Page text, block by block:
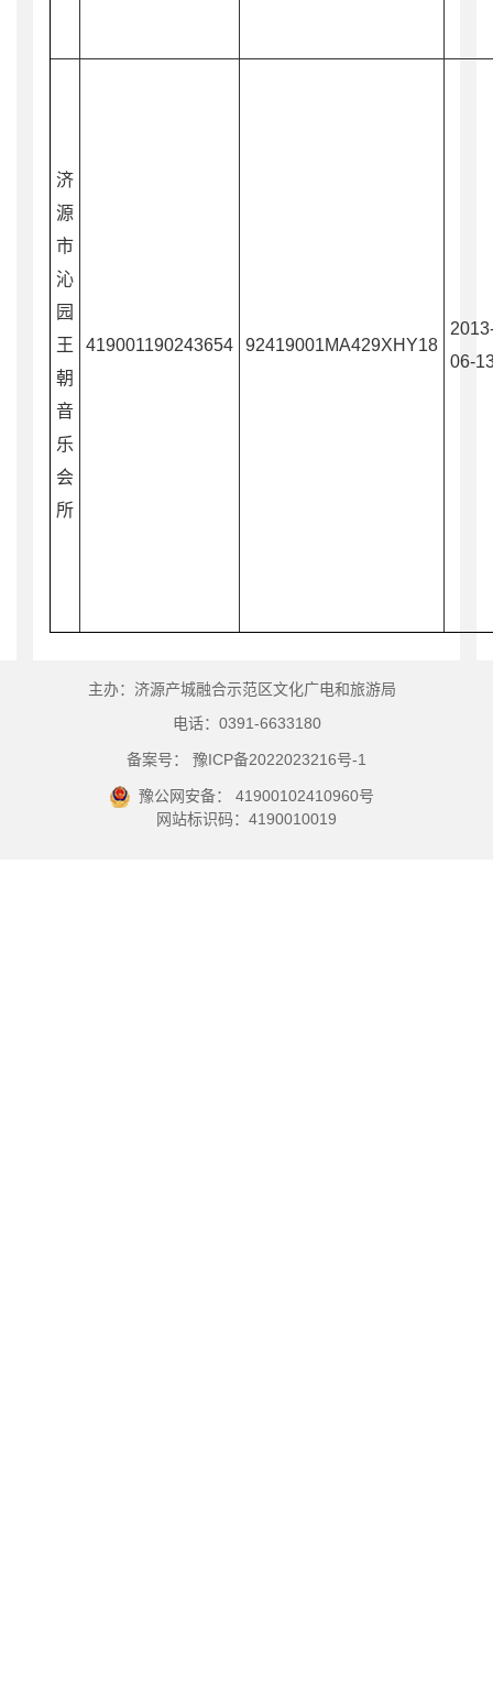
济
源
市
沁
园
王
朝
音
乐
会
所
419001190243654 92419001MA429XHY18
06-
主办：济源产城融合示范区文化广电和旅游局
电话：0391-6633180
备案号： 豫ICP备2022023216号-1
豫公网安备： 41900102410960号
网站标识码：4190010019